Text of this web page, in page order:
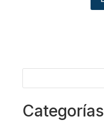
Categorías